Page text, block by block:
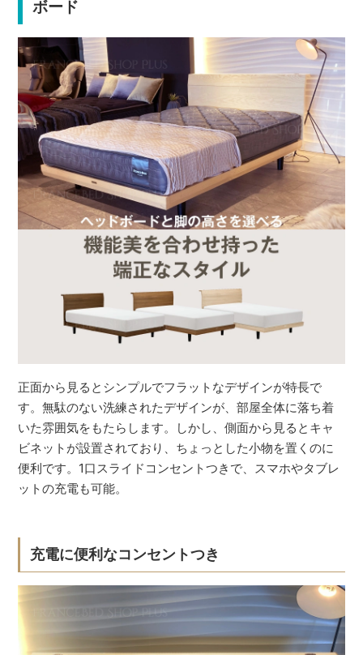
ボード
正面から見るとシンプルでフラットなデザインが特長で
す。無駄のない洗練されたデザインが、部屋全体に落ち着
いた雰囲気をもたらします。しかし、側面から見るとキャ
ビネットが設置されており、ちょっとした小物を置くのに
便利です。1口スライドコンセントつきで、スマホやタブレ
ットの充電も可能。
充電に便利なコンセントつき